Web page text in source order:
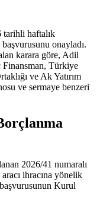
tarihli haftalık
onayladı.
karara göre, Adil
Finansman, Türkiye
ve Ak Yatırım
ve sermaye benzeri
2026/41 numaralı
ihracına yönelik
Kurul